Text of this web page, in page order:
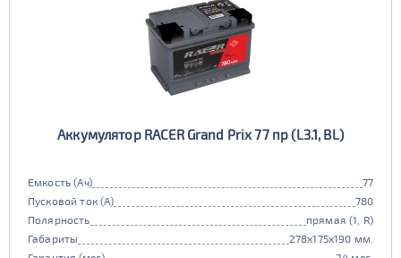
Аккумулятор RACER Grand Prix 77 пр (L3.1, BL)
Емкость (Ач)
77
Пусковой ток (А)
780
Полярность
прямая (1, R)
Габариты
278x175x190 мм.